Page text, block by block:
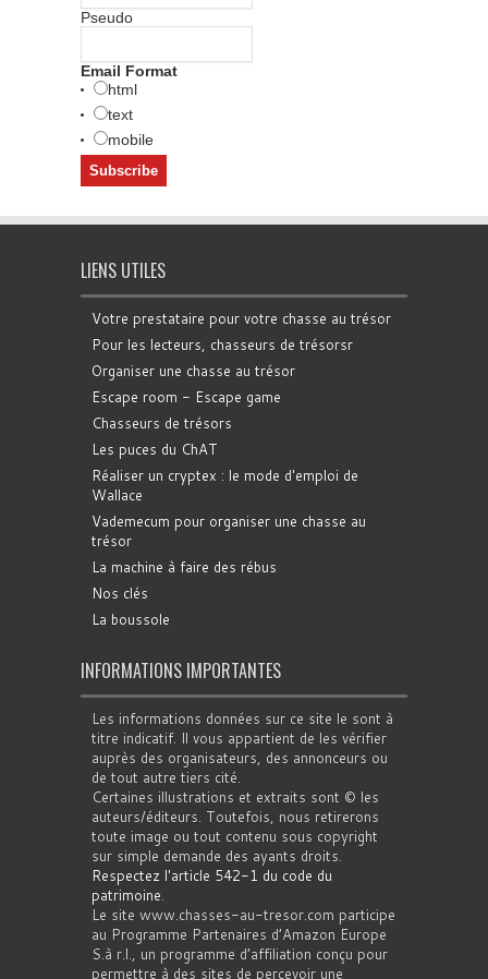
Pseudo
Email Format
html
text
mobile
LIENS UTILES
Votre prestataire pour votre chasse au trésor
Pour les lecteurs, chasseurs de trésorsr
Organiser une chasse au trésor
Escape room - Escape game
Chasseurs de trésors
Les puces du ChAT
Réaliser un cryptex : le mode d'emploi de
Wallace
Vademecum pour organiser une chasse au
trésor
La machine à faire des rébus
Nos clés
La boussole
INFORMATIONS IMPORTANTES
Les informations données sur ce site le sont à
titre indicatif. Il vous appartient de les vérifier
auprès des organisateurs, des annonceurs ou
de tout autre tiers cité.
Certaines illustrations et extraits sont © les
auteurs/éditeurs. Toutefois, nous retirerons
toute image ou tout contenu sous copyright
sur simple demande des ayants droits.
Respectez l'article 542-1 du code du
patrimoine.
Le site www.chasses-au-tresor.com participe
au Programme Partenaires d’Amazon Europe
S.à r.l., un programme d’affiliation conçu pour
permettre à des sites de percevoir une